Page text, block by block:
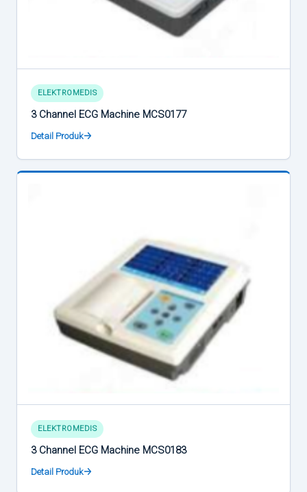
ELEKTROMEDIS
3 Channel ECG Machine MCS0177
Detail Produk
ELEKTROMEDIS
3 Channel ECG Machine MCS0183
Detail Produk